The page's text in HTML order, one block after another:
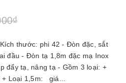
thước: phi 42 - Đòn đặc, sắt
đầu - Đòn tạ 1,8m đặc mạ Inox
đẩy tạ, nâng tạ - Gồm 3 loại: +
Loại 1,5m: giá...